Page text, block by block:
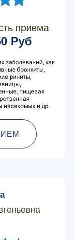
приема
Руб
заболеваний, как
бронхиты,
риниты,
пищевая
насекомых и др